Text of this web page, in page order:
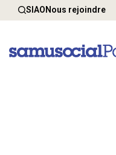
SIAONous rejoindre